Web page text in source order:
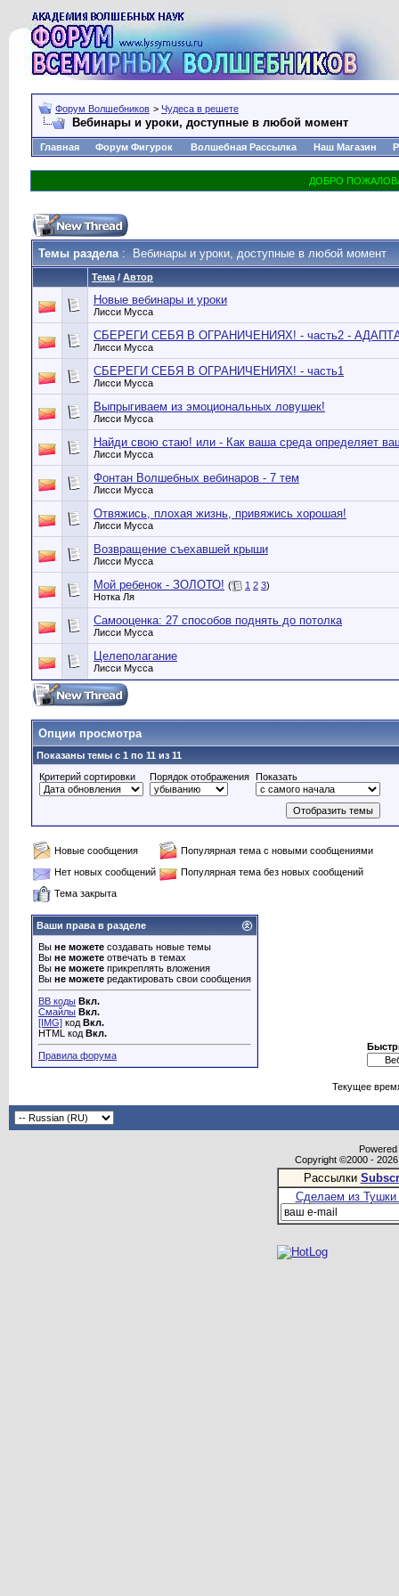
Форум Волшебников > Чудеса в решете
Вебинары и уроки, доступные в любой момент
Главная Форум Фигурок Волшебная Рассылка Наш Магазин
Темы раздела: Вебинары и уроки, доступные в любой момент
Тема / Автор
Новые вебинары и уроки
Лисси Мусса
СБЕРЕГИ СЕБЯ В ОГРАНИЧЕНИЯХ! - часть2 -
Лисси Мусса
СБЕРЕГИ СЕБЯ В ОГРАНИЧЕНИЯХ! - часть1
Лисси Мусса
Выпрыгиваем из эмоциональных ловушек!
Лисси Мусса
Найди свою стаю! или - Как ваша среда определяет
Лисси Мусса
Фонтан Волшебных вебинаров - 7 тем
Лисси Мусса
Отвяжись, плохая жизнь, привяжись хорошая!
Лисси Мусса
Возвращение съехавшей крыши
Лисси Мусса
Мой ребенок - ЗОЛОТО! ( 1 2 3)
Нотка Ля
Самооценка: 27 способов поднять до потолка
Лисси Мусса
Целеполагание
Лисси Мусса
Опции просмотра
Показаны темы с 1 по 11 из 11
Критерий сортировки
Порядок отображения Показать
Новые сообщения
Популярная тема с новыми сообщениями
Нет новых сообщений
Популярная тема без новых сообщений
Тема закрыта
Ваши права в разделе
Вы не можете создавать новые темы
Вы не можете отвечать в темах
Вы не можете прикреплять вложения
Вы не можете редактировать свои сообщения
BB коды Вкл.
Смайлы Вкл.
[IMG] код Вкл.
HTML код Вкл.
Правила форума
Текущее
Copyright ©2000 -
Рассылки
Сделаем из Тушки